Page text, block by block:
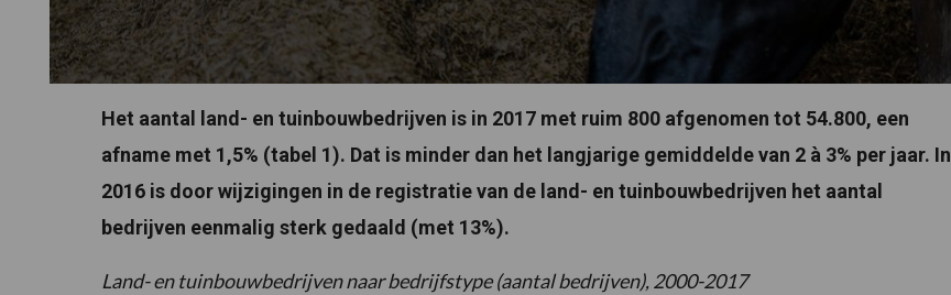
Het aantal land- en tuinbouwbedrijven is in 2017 met ruim 800 afgenomen tot 54.800, een
afname met 1,5% (tabel 1). Dat is minder dan het langjarige gemiddelde van 2 à 3% per jaar. In
2016 is door wijzigingen in de registratie van de land- en tuinbouwbedrijven het aantal
bedrijven eenmalig sterk gedaald (met 13%).
Land- en tuinbouwbedrijven naar bedrijfstype (aantal bedrijven), 2000-2017